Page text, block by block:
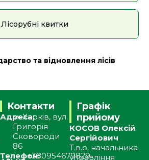
Лісорубні квитки
та відновлення лісів
Контакти
Адреса:
м. Харків, вул.
Григорія
Сковороди
86
Телефон:+380954679829
Графік
прийому
КОСОВ Олексій
Сергійович
Т.в.о. начальника
управління